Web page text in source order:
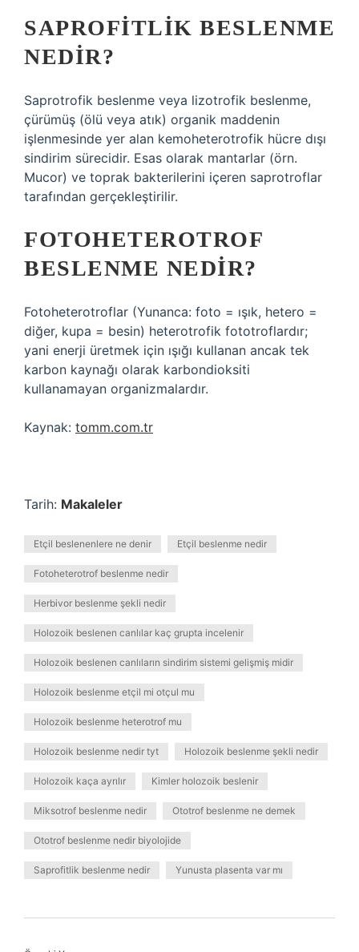
SAPROFITLIK BESLENME
NEDIR?
Saprotrofik beslenme veya lizotrofik beslenme,
çürümüş (ölü veya atık) organik maddenin
işlenmesinde yer alan kemoheterotrofik hücre dışı
sindirim sürecidir. Esas olarak mantarlar (örn.
Mucor) ve toprak bakterilerini içeren saprotroflar
tarafından gerçekleştirilir.
FOTOHETEROTROF
BESLENME NEDIR?
Fotoheterotroflar (Yunanca: foto = ışık, hetero =
diğer, kupa = besin) heterotrofik fototroflardır;
yani enerji üretmek için ışığı kullanan ancak tek
karbon kaynağı olarak karbondioksiti
kullanamayan organizmalardır.
Kaynak: tomm.com.tr
Tarih: Makaleler
Etçil beslenenlere ne denir Etçil beslenme nedir
Fotoheterotrof beslenme nedir
Herbivor beslenme şekli nedir
Holozoik beslenen canlılar kaç grupta incelenir
Holozoik beslenen canlıların sindirim sistemi gelişmiş midir
Holozoik beslenme etçil mi otçul mu
Holozoik beslenme heterotrof mu
Holozoik beslenme nedir tyt Holozoik beslenme şekli nedir
Holozoik kaça ayrılır Kimler holozoik beslenir
Miksotrof beslenme nedir Ototrof beslenme ne demek
Ototrof beslenme nedir biyolojide
Saprofitlik beslenme nedir Yunusta plasenta var mı